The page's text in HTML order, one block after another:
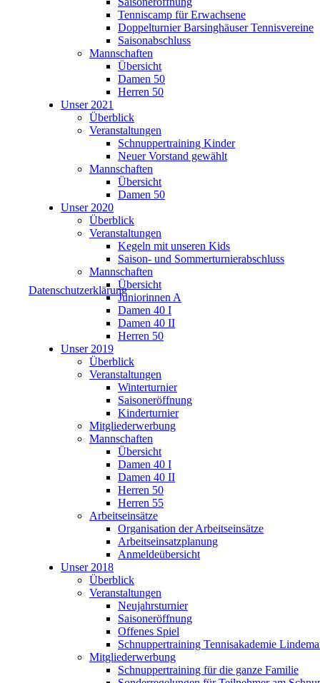
Datenschutzerklärung
Tenniscamp für Erwachsene
Doppelturnier Barsinghäuser Tennisvereine
Saisonabschluss
Mannschaften
Übersicht
Damen 50
Herren 50
Unser 2021
Überblick
Veranstaltungen
Schnuppertraining Kinder
Neuer Vorstand gewählt
Mannschaften
Übersicht
Damen 50
Unser 2020
Überblick
Veranstaltungen
Kegeln mit unseren Kids
Saison- und Sommerturnierabschluss
Mannschaften
Übersicht
Juniorinnen A
Damen 40 I
Damen 40 II
Herren 50
Unser 2019
Überblick
Veranstaltungen
Winterturnier
Saisoneröffnung
Kinderturnier
Mitgliederwerbung
Mannschaften
Übersicht
Damen 40 I
Damen 40 II
Herren 50
Herren 55
Arbeitseinsätze
Organisation der Arbeitseinsätze
Arbeitseinsatzplanung
Anmeldeübersicht
Unser 2018
Überblick
Veranstaltungen
Neujahrsturnier
Saisoneröffnung
Offenes Spiel
Schnuppertraining Tennisakademie
Mitgliederwerbung
Schnuppertraining für die ganze Familie